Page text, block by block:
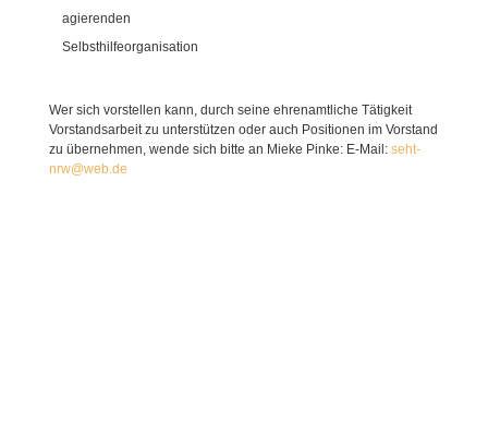
agierenden
Selbsthilfeorganisation
Wer sich vorstellen kann, durch seine ehrenamtliche Tätigkeit
Vorstandsarbeit zu unterstützen oder auch Positionen im Vorstand
zu übernehmen, wende sich bitte an Mieke Pinke: E-Mail: seht-
nrw@web.de